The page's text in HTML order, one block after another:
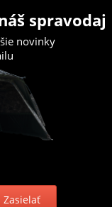
spravodaj
novinky
Zasielať